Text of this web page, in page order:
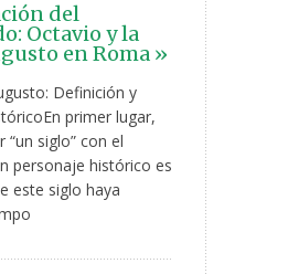
del
Octavio y la
en Roma »
Definición y
primer lugar,
“un siglo” con el
personaje histórico es
este siglo haya